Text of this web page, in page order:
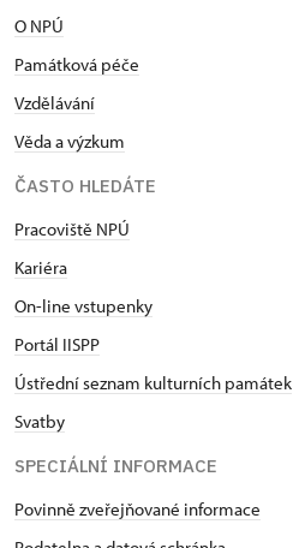
O NPÚ
Památková péče
Vzdělávání
Věda a výzkum
ČASTO HLEDÁTE
Pracoviště NPÚ
Kariéra
On-line vstupenky
Portál IISPP
Ústřední seznam kulturních památek
Svatby
SPECIÁLNÍ INFORMACE
Povinně zveřejňované informace